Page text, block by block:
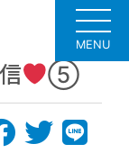
MENU
⑤